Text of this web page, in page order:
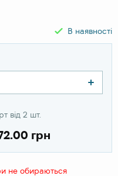
В наявності
від 2 шт.
грн
не обираються